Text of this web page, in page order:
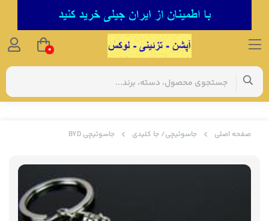
صفحه اصلی جاسوئیچی/ جا کلیدی جاسوئیچی BYD
0